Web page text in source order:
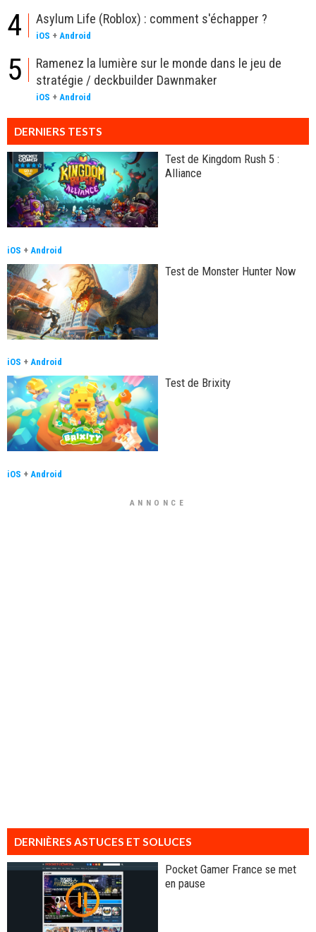
4 Asylum Life (Roblox) : comment s'échapper ?
iOS + Android
5
Ramenez la lumière sur le monde dans le jeu de
stratégie / deckbuilder Dawnmaker
iOS + Android
DERNIERS TESTS
Test de Kingdom Rush 5 :
Alliance
iOS + Android
Test de Monster Hunter Now
iOS + Android
Test de Brixity
iOS + Android
ANNONCE
DERNIÈRES ASTUCES ET SOLUCES
Pocket Gamer France se met
en pause